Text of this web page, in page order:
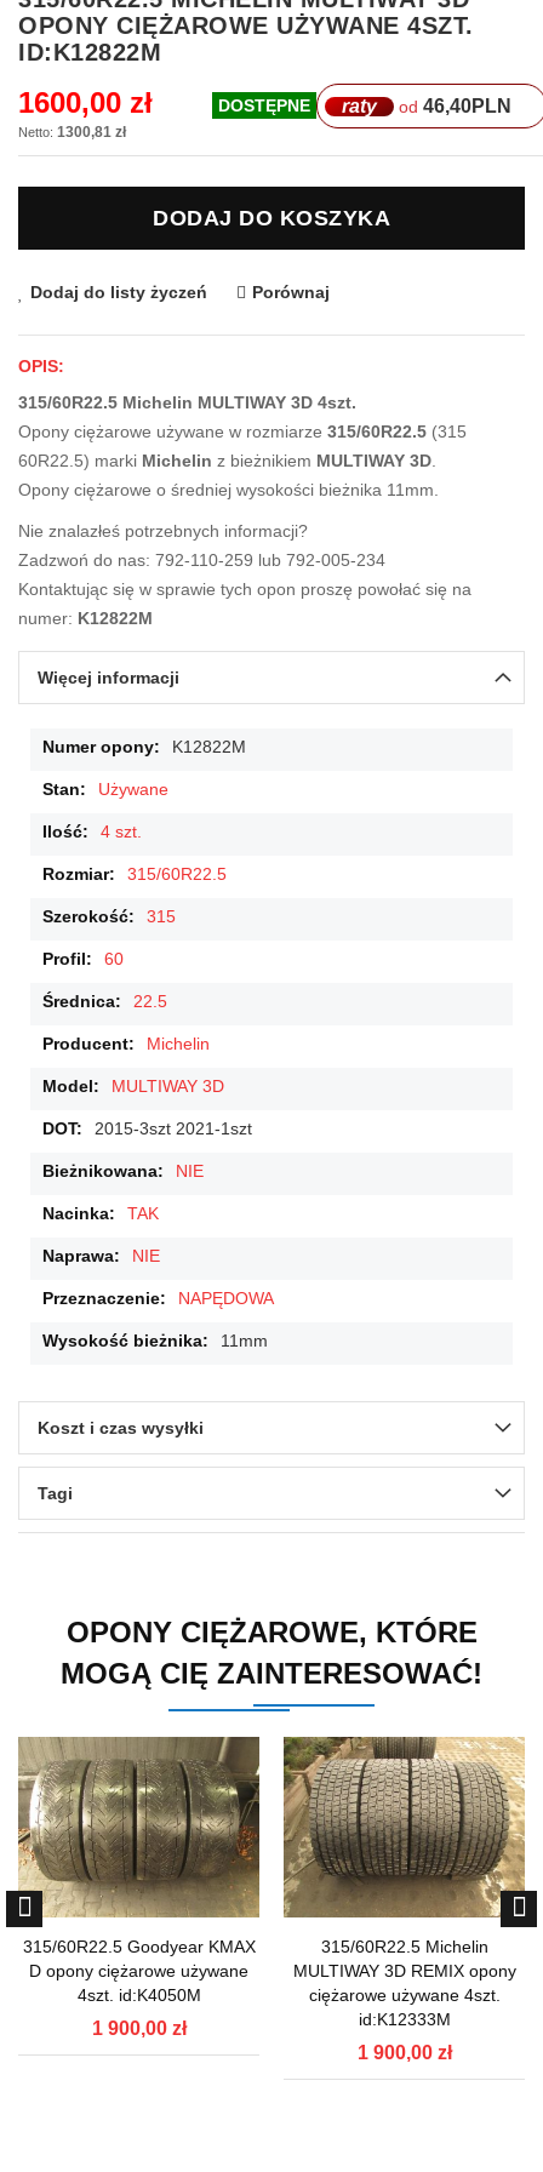
na
początek
galerii
OPONY CIĘŻAROWE UŻYWANE 4SZT.
ID:K12822M
1600,00 zł
1300,81 zł
DOSTĘPNE raty od 46,40PLN
DODAJ DO KOSZYKA
Dodaj do listy życzeń Porównaj
OPIS:
315/60R22.5 Michelin MULTIWAY 3D 4szt.
Opony ciężarowe używane w rozmiarze 315/60R22.5 (315
60R22.5) marki Michelin z bieżnikiem MULTIWAY 3D.
Opony ciężarowe o średniej wysokości bieżnika 11mm.
Nie znalazłeś potrzebnych informacji?
Zadzwoń do nas: 792-110-259 lub 792-005-234
Kontaktując się w sprawie tych opon proszę powołać się na
numer: K12822M
Więcej informacji
Więcej
K12822M
Używane
4 szt.
315/60R22.5
315
60
22.5
Michelin
MULTIWAY 3D
2015-3szt 2021-1szt
NIE
TAK
NIE
NAPĘDOWA
11mm
Koszt i czas wysyłki
Tagi
OPONY CIĘŻAROWE, KTÓRE
MOGĄ CIĘ ZAINTERESOWAĆ!
315/60R22.5 Goodyear KMAX
D opony ciężarowe używane
4szt. id:K4050M
1 900,00 zł
315/60R22.5 Michelin
MULTIWAY 3D REMIX opony
ciężarowe używane 4szt.
id:K12333M
1 900,00 zł